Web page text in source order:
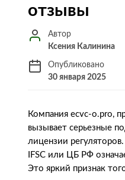
отзывы
Автор
Ксения Калинина
Опубликовано
30 января 2025
Компания ecvc-o.pro,
вызывает серьезные
лицензии
IFSC или ЦБ РФ
Это яркий признак